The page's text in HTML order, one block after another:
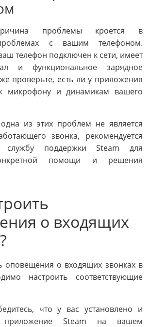
проблемы кроется в
с вашим телефоном.
телефон подключен к сети, имеет
и функциональное зарядное
проверьте, есть ли у приложения
микрофону и динамикам вашего
из этих проблем не является
звонка, рекомендуется
службу поддержки Steam для
помощи и решения
о входящих
оповещения о входящих звонках в
настроить соответствующие
что у вас установлено и
приложение Steam на вашем